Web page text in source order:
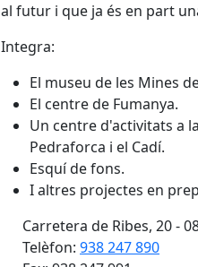
al futur i que ja és en part
Integra:
El museu de les Mines
El centre de Fumanya.
Un centre d'activitats a
Pedraforca i el Cadí.
Esquí de fons.
I altres projectes en
Carretera de Ribes, 20 -
Telèfon: 938 247 890